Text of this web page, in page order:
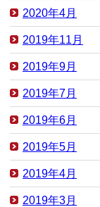
2020年4月
2019年11月
2019年9月
2019年7月
2019年6月
2019年5月
2019年4月
2019年3月